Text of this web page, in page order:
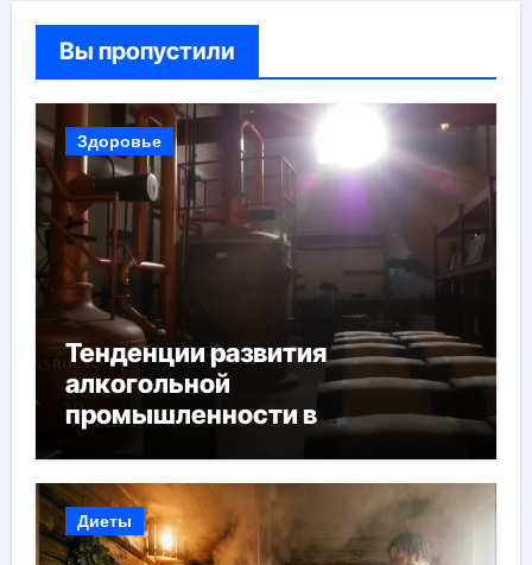
Вы пропустили
Здоровье
Тенденции развития
алкогольной
промышленности в
Диеты